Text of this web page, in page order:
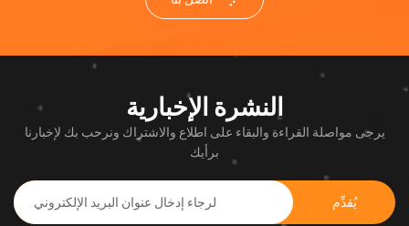
النشرة الإخبارية
يرجى مواصلة القراءة والبقاء على اطلاع والاشتراك ونرحب بك لإخبارنا
برأيك